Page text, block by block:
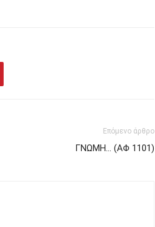
Επόμενο άρθρο
ΓΝΩΜΗ… (ΑΦ 1101)